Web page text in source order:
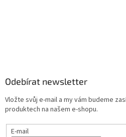
Odebírat newsletter
Vložte svůj e-mail a my vám budeme
produktech na našem e-shopu.
E-mail